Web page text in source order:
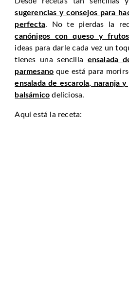
sugerencias y consejos para
perfecta. No te pierdas la
canónigos con queso y
ideas para darle cada vez un
tienes una sencilla ensalada
parmesano que está para
ensalada de escarola, naranja
balsámico deliciosa.
Aquí está la receta: